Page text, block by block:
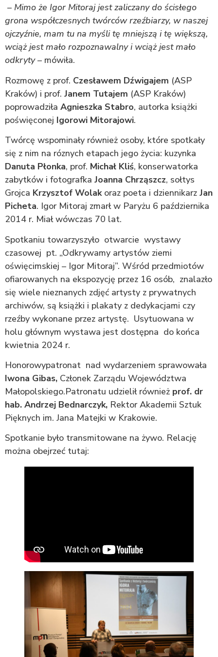
– Mimo że Igor Mitoraj jest zaliczany do ścisłego
grona współczesnych twórców rzeźbiarzy, w naszej
ojczyźnie, mam tu na myśli tę mniejszą i tę większą,
wciąż jest mało rozpoznawalny i wciąż jest mało
odkryty– mówiła.
Rozmowę z prof. Czesławem Dźwigajem (ASP
Kraków) i prof. Janem Tutajem (ASP Kraków)
poprowadziła Agnieszka Stabro, autorka książki
poświęconej Igorowi Mitorajowi.
Twórcę wspominały również osoby, które spotkały
się z nim na róznych etapach jego życia: kuzynka
Danuta Płonka, prof. Michał Kliś, konserwatorka
zabytków i fotografka Joanna Chrząszcz, sołtys
Grojca Krzysztof Wolakoraz poeta i dziennikarz Jan
Picheta. Igor Mitoraj zmarł w Paryżu 6 października
2014 r. Miał wówczas 70 lat.
Spotkaniu towarzyszyło otwarcie wystawy
czasowej pt. „Odkrywamy artystów ziemi
oświęcimskiej – Igor Mitoraj”. Wśród przedmiotów
ofiarowanych na ekspozycję przez 16 osób, znalazło
się wiele nieznanych zdjęć artysty z prywatnych
archiwów, są książki i plakaty z dedykacjami czy
rzeźby wykonane przez artystę. Usytuowana w
holu głównym wystawa jest dostępna do końca
kwietnia 2024 r.
Honorowypatronat nad wydarzeniem sprawowała
Iwona Gibas, Członek Zarządu Województwa
Małopolskiego.Patronatu udzielił również prof. dr
hab. Andrzej Bednarczyk, Rektor Akademii Sztuk
Pięknych im. Jana Matejki w Krakowie.
Spotkanie było transmitowane na żywo. Relację
można obejrzeć tutaj: